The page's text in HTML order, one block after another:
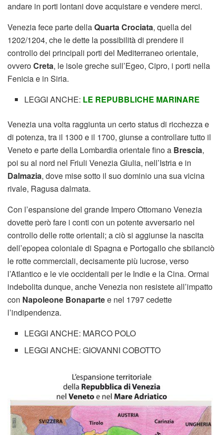
andare in porti lontani dove acquistare e vendere merci.
Venezia fece parte dellaQuarta Crociata, quella del
1202/1204, che le dette la possibilità di prendere il
controllo dei principali porti del Mediterraneo orientale,
ovveroCreta, le isole greche sull’Egeo, Cipro, i porti nella
Fenicia e in Siria.
LEGGI ANCHE: LE REPUBBLICHE MARINARE
Venezia una volta raggiunta un certo status di ricchezza e
di potenza, tra il 1300 e il 1700, giunse a controllare tutto il
Veneto e parte della Lombardia orientale fino a Brescia,
poi su al nord nel Friuli Venezia Giulia, nell’Istria e in
Dalmazia, dove mise sotto il suo dominio una sua vicina
rivale, Ragusa dalmata.
Con l’espansione del grande Impero Ottomano Venezia
dovette però fare i conti con un potente avversario nel
controllo delle rotte orientali; a ciò si aggiunse la nascita
dell’epopea coloniale di Spagna e Portogallo che sbilanciò
le rotte commerciali, decisamente più lucrose, verso
l’Atlantico e le vie occidentali per le Indie e la Cina. Ormai
indebolita dunque, anche Venezia non resistete all’impatto
con Napoleone Bonapartee nel 1797 cedette
l’indipendenza.
LEGGI ANCHE: MARCO POLO
LEGGI ANCHE: GIOVANNI COBOTTO